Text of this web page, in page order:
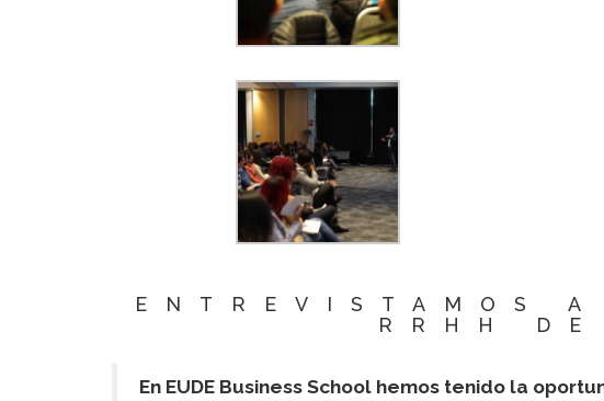
ENTREVISTAMOS
RRHH
En EUDE Business School hemos tenido la